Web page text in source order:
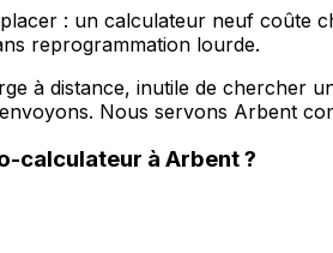
: un calculateur neuf coûte
reprogrammation lourde.
à distance, inutile de chercher
Nous servons Arbent
calculateur à Arbent?